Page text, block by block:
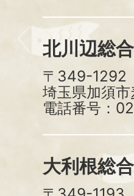
北川辺総
〒349-1292
埼玉県加須市
電話番号：
大利根総